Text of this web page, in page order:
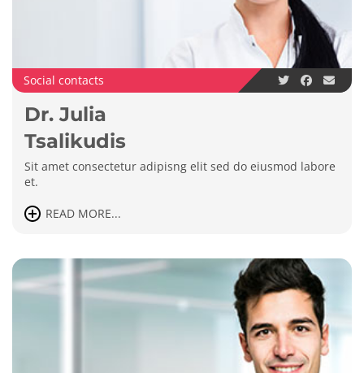
Social contacts
Dr. Julia
Tsalikudis
Sit amet consectetur adipisng elit sed do eiusmod labore
et.
READ MORE...